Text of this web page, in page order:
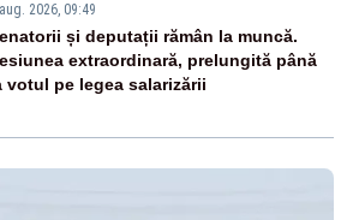
2026, 09:49
și deputații rămân la muncă.
extraordinară, prelungită până
votul pe legea salarizării